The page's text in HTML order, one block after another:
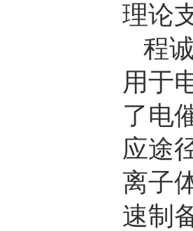
理论
程
用于
了电
应途
离子
速制